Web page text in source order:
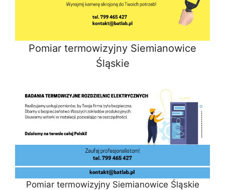
Pomiar termowizyjny Siemianowice
Śląskie
Pomiar termowizyjny Siemianowice Śląskie